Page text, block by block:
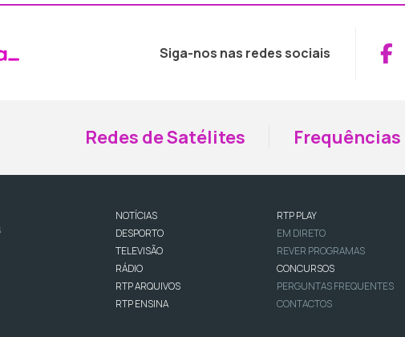
Siga-nos nas redes sociais
Redes de Satélites Frequências
NOTÍCIAS
DESPORTO
TELEVISÃO
RÁDIO
RTP ARQUIVOS
RTP ENSINA
RTP PLAY
EM DIRETO
REVER PROGRAMAS
CONCURSOS
PERGUNTAS FREQUENTES
CONTACTOS